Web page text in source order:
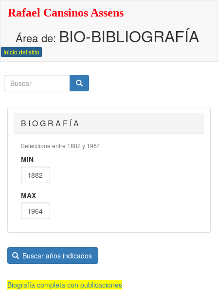
principal
Rafael Cansinos Assens
Área de: BIO-BIBLIOGRAFÍA
Inicio del sitio
Buscar
Buscar
Buscar
B I O G R A F Í A
Seleccione entre 1882 y 1964
MIN
MAX
Buscar años indicados
Biografía completa con publicaciones